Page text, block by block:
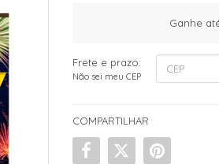
Ganhe
Frete e prazo:
Não sei meu CEP
COMPARTILHAR